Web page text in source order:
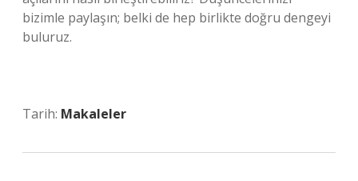
bizimle paylaşın; belki de hep birlikte doğru dengeyi
buluruz.
Tarih: Makaleler